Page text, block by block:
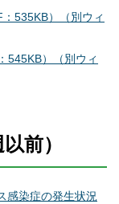
535KB）（別ウィ
545KB）（別ウィ
前）
感染症の発生状況